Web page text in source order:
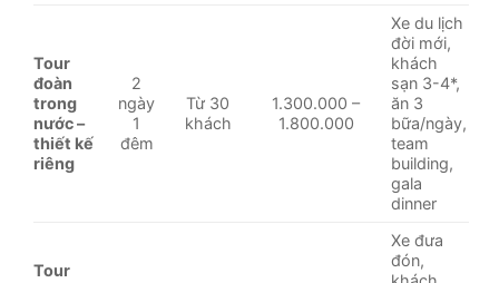
Tour
đoàn
trong
nước –
thiết kế
riêng
2
ngày
1
đêm
Từ 30
khách
1.300.000 –
1.800.000
Xe du lịch
đời mới,
khách
sạn 3-4*,
ăn 3
bữa/ngày,
team
building,
gala
dinner
Tour
Xe đưa
đón,